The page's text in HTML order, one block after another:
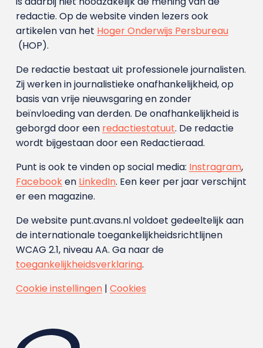
redactie. Op de website vinden lezers ook
artikelen van het Hoger Onderwijs Persbureau
(HOP).
De redactie bestaat uit professionele journalisten.
Zij werken in journalistieke onafhankelijkheid, op
basis van vrije nieuwsgaring en zonder
beïnvloeding van derden. De onafhankelijkheid is
geborgd door een redactiestatuut. De redactie
wordt bijgestaan door een Redactieraad.
Punt is ook te vinden op social media: Instragram,
Facebooken LinkedIn. Een keer per jaar verschijnt
er een magazine.
De website punt.avans.nl voldoet gedeeltelijk aan
de internationale toegankelijkheidsrichtlijnen
WCAG 2.1, niveau AA. Ga naar de
toegankelijkheidsverklaring.
Cookie instellingen| Cookies